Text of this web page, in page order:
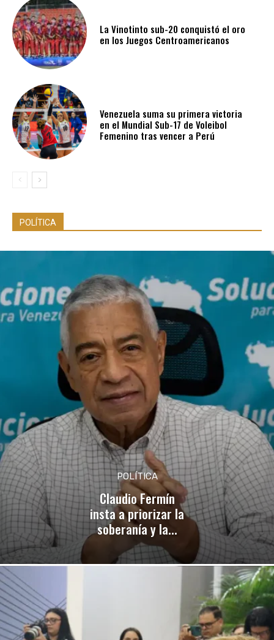
La Vinotinto sub-20 conquistó el oro
en los Juegos Centroamericanos
Venezuela suma su primera victoria
en el Mundial Sub-17 de Voleibol
Femenino tras vencer a Perú
POLÍTICA
POLÍTICA
Claudio Fermín
insta a priorizar la
soberanía y la...